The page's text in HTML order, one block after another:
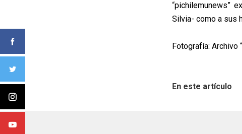
“pichilemunews”
Silvia- como a sus
Fotografía: Archivo
En este artículo